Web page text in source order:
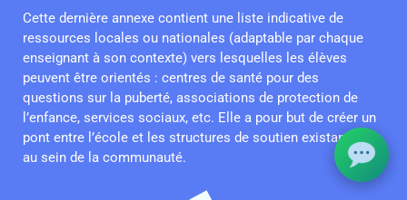
Cette dernière annexe contient une liste indicative de
ressources locales ou nationales (adaptable par chaque
enseignant à son contexte) vers lesquelles les élèves
peuvent être orientés : centres de santé pour des
questions sur la puberté, associations de protection de
l’enfance, services sociaux, etc. Elle a pour but de créer un
pont entre l’école et les structures de soutien existantes
au sein de la communauté.